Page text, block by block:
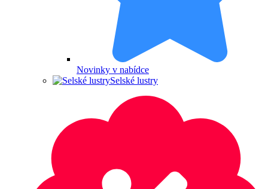
Novinky v nabídce
Selské lustry